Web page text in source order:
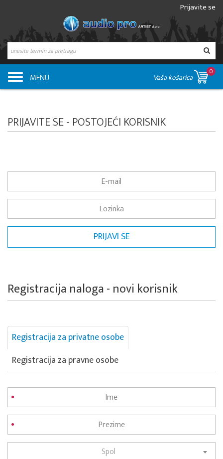
Prijavite se
MENU Vaša košarica
0
PRIJAVITE SE - POSTOJEĆI KORISNIK
Registracija naloga - novi korisnik
Registracija za privatne osobe
Registracija za pravne osobe
Spol